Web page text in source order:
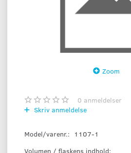
Zoom
0 anmeldelser
Skriv anmeldelse
Model/varenr.:
1107-1
Volumen / flaskens indhold: